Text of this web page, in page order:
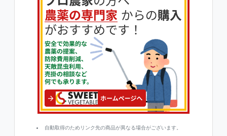
自動取得のためリンク先の商品が異なる場合がございます。